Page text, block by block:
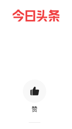
赞